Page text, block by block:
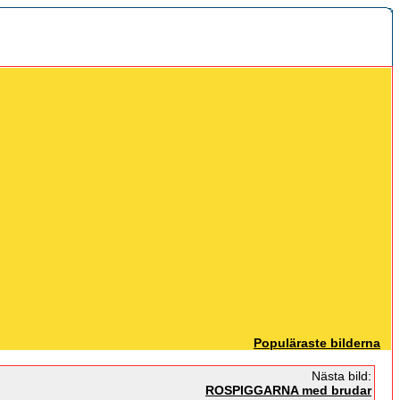
Populäraste bilderna
Nästa bild:
ROSPIGGARNA med brudar